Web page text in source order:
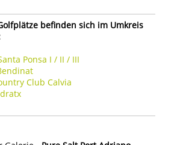
befinden sich im Umkreis
Ponsa I / II / III
Club Calvia